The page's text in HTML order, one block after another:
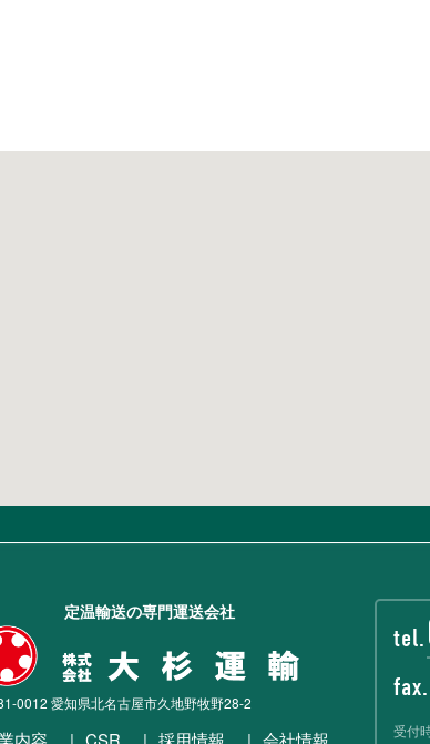
tel.
fax.
受付
定温輸送の専門運送会社
0012 愛知県北名古屋市久地野牧野28-2
内容 CSR 採用情報 会社情報